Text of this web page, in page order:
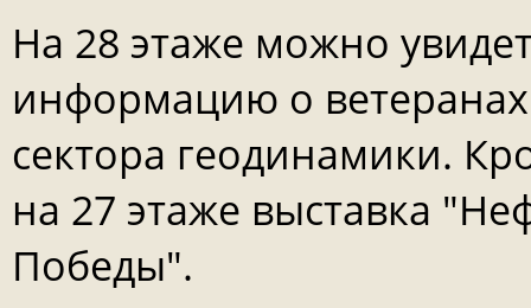
На 28 этаже можно
информацию о
сектора геодинамики.
на 27 этаже выставка
Победы".